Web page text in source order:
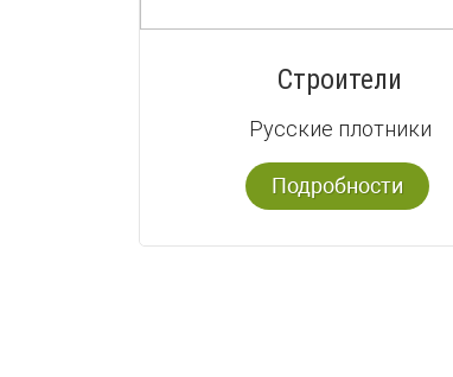
Строители
Русские плотники
Подробности